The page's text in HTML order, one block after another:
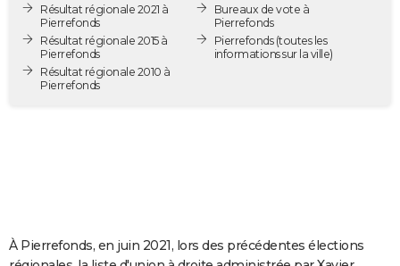
Destinations
City break
Voyage nature
Voyage de noces
Forum
PHOTO
GUIDES D'ACHAT
BONS PLANS
COPAINS D'AVANT
Résultat régionale 2021 à
Pierrefonds
Résultat régionale 2015 à
Pierrefonds
Résultat régionale 2010 à
Pierrefonds
Bureaux de vote à
Pierrefonds
Pierrefonds(toutes les
informations sur la ville)
À Pierrefonds, en juin 2021, lors des précédentes élections